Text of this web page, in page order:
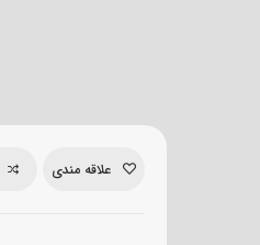
علاقه مندی